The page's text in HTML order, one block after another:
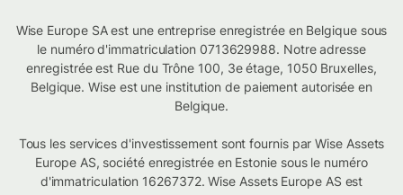
Wise Europe SA est une entreprise enregistrée en Belgique sous
le numéro d'immatriculation 0713629988. Notre adresse
enregistrée est Rue du Trône 100, 3e étage, 1050 Bruxelles,
Belgique. Wise est une institution de paiement autorisée en
Belgique.
Tous les services d'investissement sont fournis par Wise Assets
Europe AS, société enregistrée en Estonie sous le numéro
d'immatriculation 16267372. Wise Assets Europe AS est